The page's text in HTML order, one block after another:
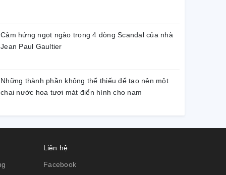
Cảm hứng ngọt ngào trong 4 dòng Scandal của nhà
Jean Paul Gaultier
Những thành phần không thể thiếu để tạo nên một
chai nước hoa tươi mát điển hình cho nam
Liên hệ
Facebook